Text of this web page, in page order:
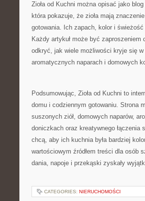
Zioła od Kuchni można opisać jako
która pokazuje, że zioła mają
gotowania. Ich zapach, kolor i
Każdy artykuł może być zaproszeniem
odkryć, jak wiele możliwości kryje się
aromatycznych naparach i domowych
Podsumowując, Zioła od Kuchni to
domu i codziennym gotowaniu. Strona
suszonych ziół, domowych naparów,
doniczkach oraz kreatywnego
chcą, aby ich kuchnia była bardziej
wartościowym źródłem treści dla osób
dania, napoje i przekąski zyskały
CATEGORIES: NIERUCHOMOŚCI